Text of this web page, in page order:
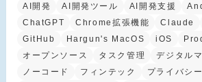
AI開発
AI開発ツール AI開発支援
ChatGPT
Chrome拡張機能 Claude
GitHub
Hargun's MacOS iOS
オープンソース
タスク管理
デジタル
ノーコード
フィンテック
プライバシ